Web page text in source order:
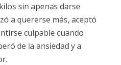
sin apenas darse
a quererse más, aceptó
culpable cuando
de la ansiedad y a